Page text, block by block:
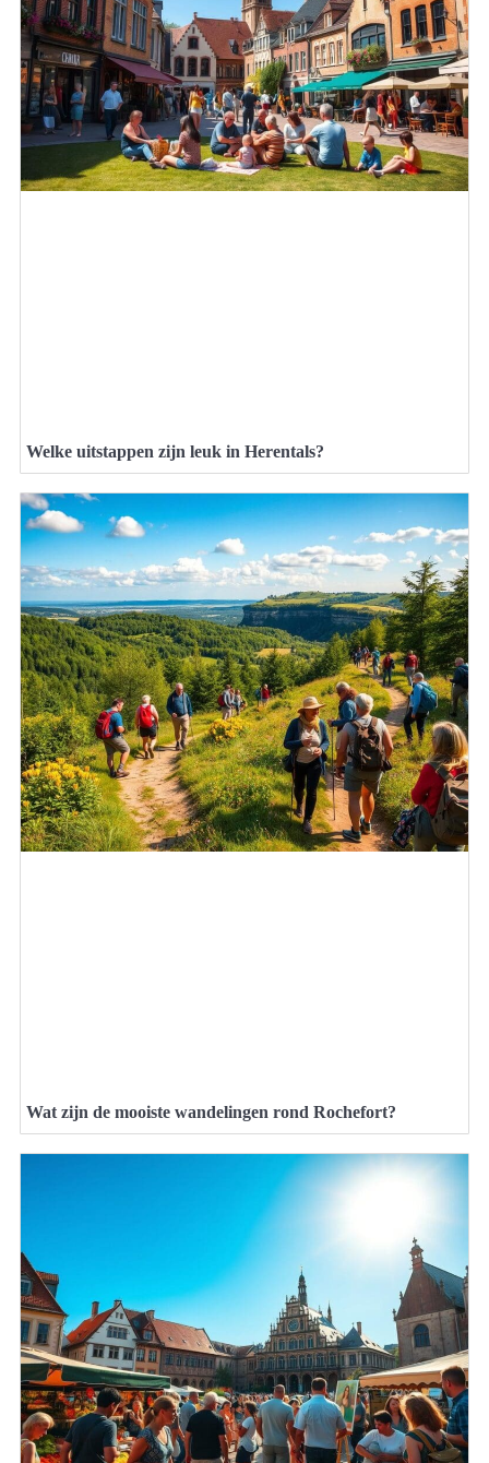
Welke uitstappen zijn leuk in Herentals?
Wat zijn de mooiste wandelingen rond Rochefort?